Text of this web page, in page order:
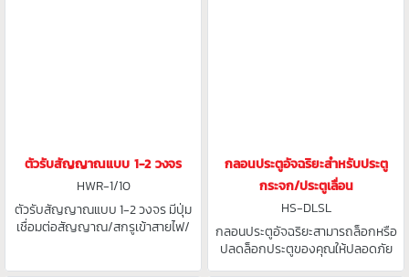
ตัวรับสัญญาณแบบ 1-2 วงจร
HWR-1/10
ตัวรับสัญญาณแบบ 1-2 วงจร มีปุ่ม
เชื่อมต่อสัญญาณ/สกรูเข้าสายไฟ/
กลอนประตูอัจฉริยะสำหรับประตู
กระจก/ประตูเลื่อน
HS-DLSL
กลอนประตูอัจฉริยะสามารถล็อกหรือ
ปลดล็อกประตูของคุณให้ปลอดภัย
ยิ่งขึ้น รหัส HS-DLSL